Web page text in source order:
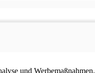
und Werbemaßnahmen.